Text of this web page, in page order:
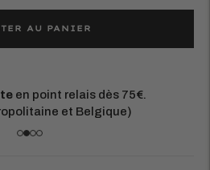
AU PANIER
durables.
est conçue pour durer